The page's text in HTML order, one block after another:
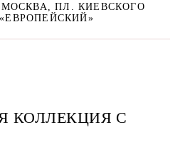
МОСКВА, ПЛ. КИЕВСКОГО
КОЛЛЕКЦИЯ С